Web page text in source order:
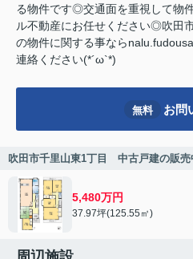
る物件です◎交通面を重視して物
ル不動産にお任せください◎吹田
の物件に関する事なら
連絡ください(*´ω`*)
無料 お問
吹田市千里山東1丁目 中古戸建の販売
5,480万円
37.97坪(125.55㎡)